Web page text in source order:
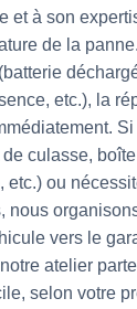
et à son
de la
etc.), la
culasse,
etc.) ou
nous
vers le
atelier
selon votre